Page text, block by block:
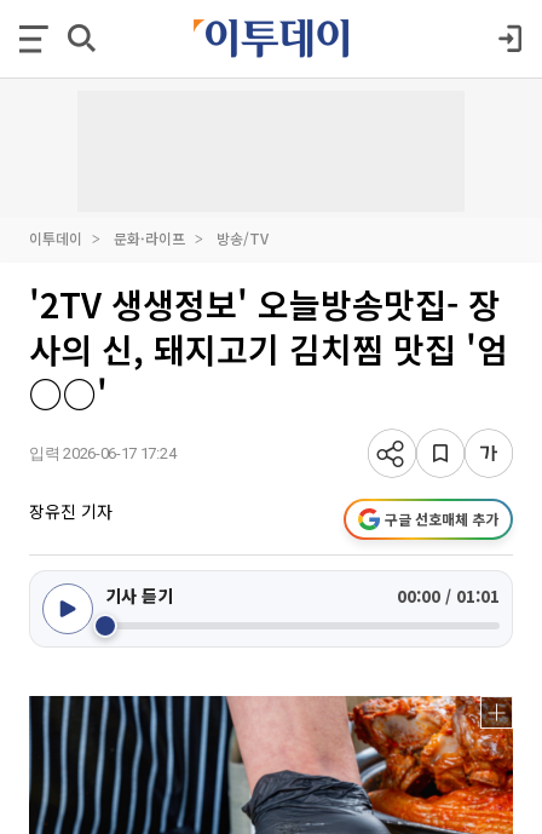
이투데이 문화·라이프 방송/TV
'2TV 생생정보' 오늘방송맛집- 장
사의 신, 돼지고기 김치찜 맛집 '엄
○○'
입력 2026-06-17 17:24
장유진 기자 구글 선호매체 추가
기사 듣기 00:00 / 01:01